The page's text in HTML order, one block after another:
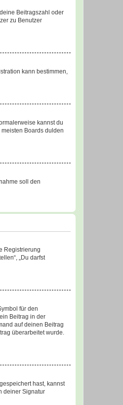
Beitragszahl oder
zu Benutzer
kann bestimmen,
kannst du
Boards dulden
soll den
Registrierung
„Du darfst
für den
Beitrag in der
auf deinen Beitrag
überarbeitet wurde.
hast, kannst
deiner Signatur